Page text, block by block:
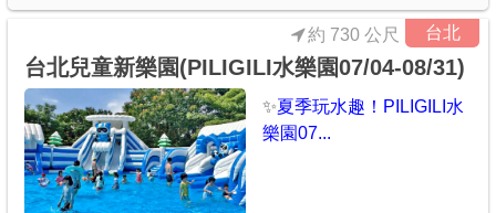
台北
台北兒童新樂園(PILIGILI水樂園07/04-08/31)
約 730 公尺
✨夏季玩水趣！PILIGILI水
樂園07...